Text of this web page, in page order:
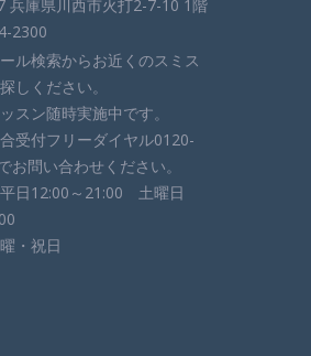
兵庫県川西市火打2-7-10 1階
2300
ル検索からお近くのスミス
しください。
スン随時実施中です。
受付フリーダイヤル0120-
お問い合わせください。
日12:00～21:00 土曜日
・祝日